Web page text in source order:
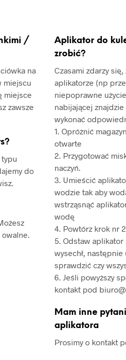
/
na
miejscu
miejsce
zawsze
do
Aplikator do
zrobić?
Czasami zdarzy
aplikatorze (np
niepoprawne
nabijającej
wykonać
1. Opróżnić
otwarte
2. Przygotować
naczyń.
3. Umieścić
wodzie tak aby
wstrząsnąć
wodę
4. Powtórz krok nr
5. Odstaw aplikator
wysechł,
sprawdzić czy
6. Jeśli powyższy
kontakt pod
Mam inne
aplikatora
Prosimy o kontakt